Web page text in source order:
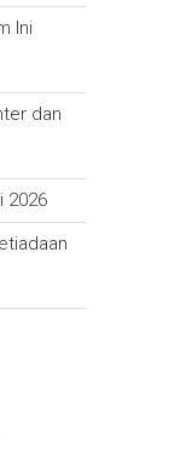
Ini
dan
2026